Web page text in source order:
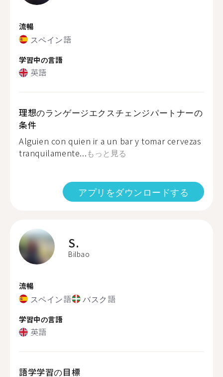
流暢
スペイン語
学習中の言語
英語
理想のランゲージエクスチェンジパートナーの
条件
Alguien con quien ir a un bar y tomar cervezas
tranquilamente...もっと見る
アプリをダウンロードする
S.
Bilbao
流暢
スペイン語 バスク語
学習中の言語
英語
語学学習の目標